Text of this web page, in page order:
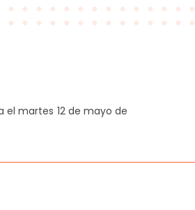
martes 12 de mayo de